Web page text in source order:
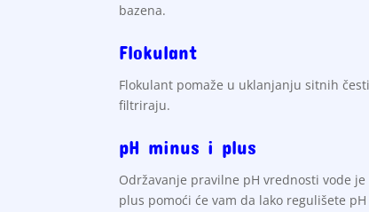
bazena.
Flokulant
Flokulant pomaže u uklanjanju sitnih
filtriraju.
pH minus i plus
Održavanje pravilne pH vrednosti vode
plus pomoći će vam da lako regulišete